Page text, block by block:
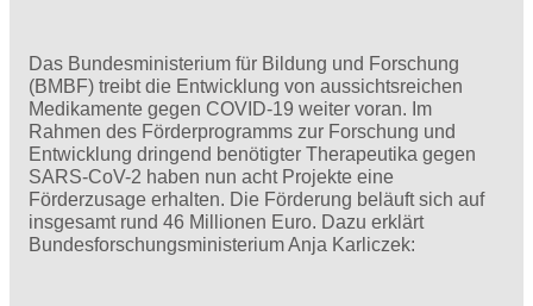
Das Bundesministerium für Bildung und Forschung
(BMBF) treibt die Entwicklung von aussichtsreichen
Medikamente gegen COVID-19 weiter voran. Im
Rahmen des Förderprogramms zur Forschung und
Entwicklung dringend benötigter Therapeutika gegen
SARS-CoV-2 haben nun acht Projekte eine
Förderzusage erhalten. Die Förderung beläuft sich auf
insgesamt rund 46 Millionen Euro. Dazu erklärt
Bundesforschungsministerium Anja Karliczek: